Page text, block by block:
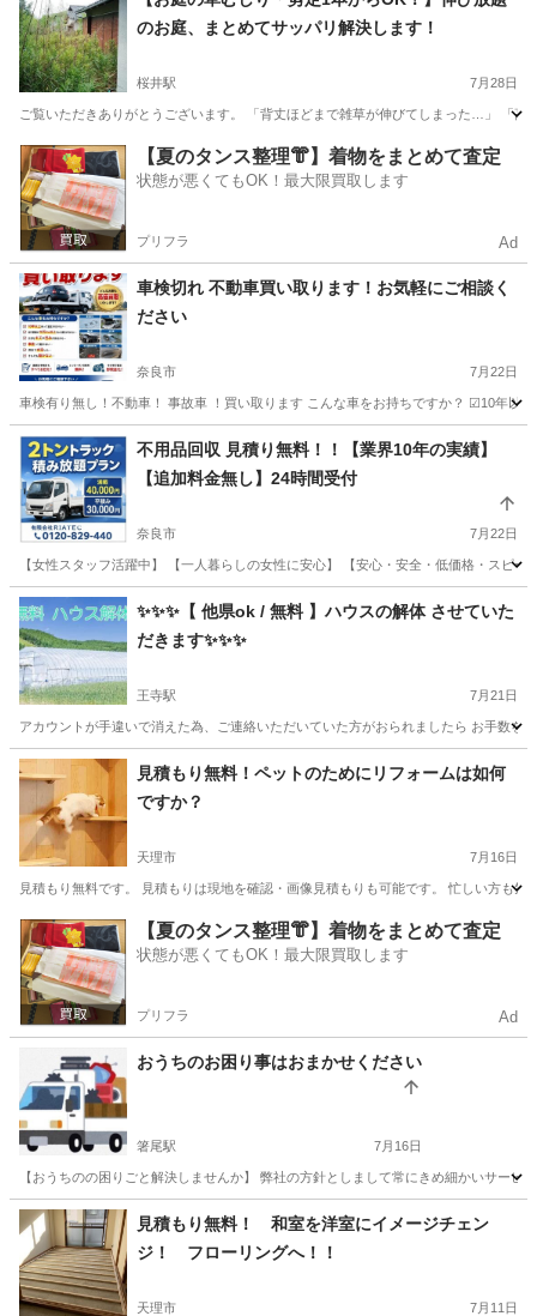
のお庭、まとめてサッパリ解決します！
桜井駅 7月28日
ご覧いただきありがとうございます。 「背丈ほどまで雑草が伸びてしまった…」 「
奈良 桜井市 桜井駅 便利屋 草むしり
【夏のタンス整理👘】着物をまとめて査定
状態が悪くてもOK！最大限買取します
プリフラ Ad
車検切れ 不動車買い取ります！お気軽にご相談く
ださい
奈良市 7月22日
車検有り無し！不動車！ 事故車 ！買い取ります こんな車をお持ちですか？ ☑10年
奈良 奈良市 便利屋 事故
不用品回収 見積り無料！！【業界10年の実績】
【追加料金無し】24時間受付
奈良市 7月22日
【女性スタッフ活躍中】 【一人暮らしの女性に安心】 【安心・安全・低価格・ス
奈良 奈良市 便利屋 無料
✨✨✨【 他県ok / 無料 】ハウスの解体 させていた
だきます✨✨✨
王寺駅 7月21日
アカウントが手違いで消えた為、ご連絡いただいていた方がおられましたら お手数
奈良 北葛城郡 王寺駅 便利屋 無料
見積もり無料！ペットのためにリフォームは如何
ですか？
天理市 7月16日
見積もり無料です。 見積もりは現地を確認・画像見積もりも可能です。 忙しい方も
奈良 天理市 便利屋 無料
【夏のタンス整理👘】着物をまとめて査定
状態が悪くてもOK！最大限買取します
プリフラ Ad
おうちのお困り事はおまかせください
箸尾駅 7月16日
【おうちのの困りごと解決しませんか】 弊社の方針としまして常にきめ細かいサー
奈良 北葛城郡 箸尾駅 便利屋 無料
見積もり無料！ 和室を洋室にイメージチェン
ジ！ フローリングへ！！
天理市 7月11日